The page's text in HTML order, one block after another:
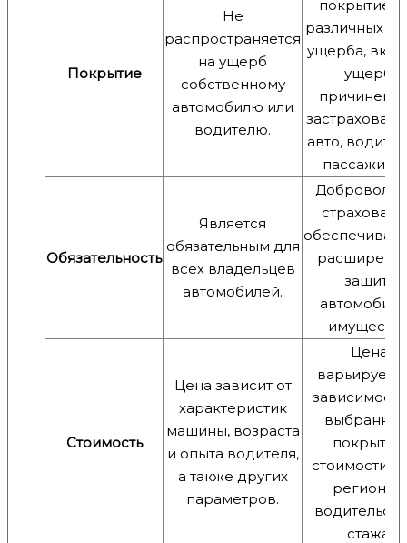
Покрытие
Не
распространяется
на ущерб
собственному
автомобилю или
водителю.
покрытие
различных
ущерба,
ущерб,
авто,
Обязательность
Является
обязательным для
всех владельцев
автомобилей.
защиту
Стоимость
Цена зависит от
характеристик
машины, возраста
и опыта водителя,
а также других
параметров.
Цена
покрытия,
стоимости
региона и
стажа.